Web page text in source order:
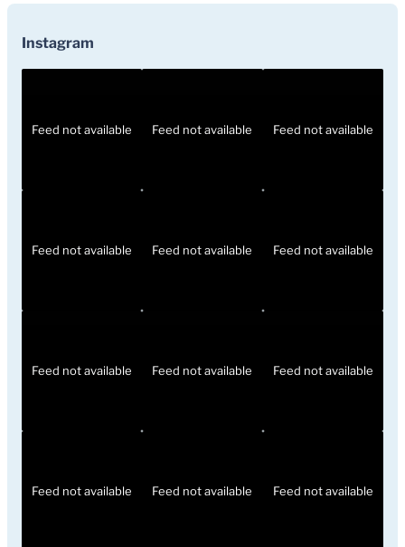
Instagram
Feed not available Feed not available Feed not available
Feed not available Feed not available Feed not available
Feed not available Feed not available Feed not available
Feed not available Feed not available Feed not available